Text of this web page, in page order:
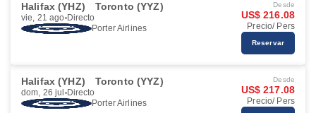
Halifax (YHZ) Toronto (YYZ)
vie, 21 ago Directo
Porter Airlines
Desde
US$ 216.08
Precio/ Pers
Reservar
Halifax (YHZ) Toronto (YYZ)
dom, 26 jul Directo
Porter Airlines
Desde
US$ 217.08
Precio/ Pers